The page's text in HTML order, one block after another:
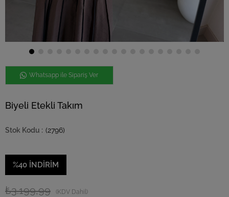
Whatsapp ile Sipariş Ver
Biyeli Etekli Takım
(2796)
%40 İNDIRIM
₺3.199,99 (KDV Dahil)